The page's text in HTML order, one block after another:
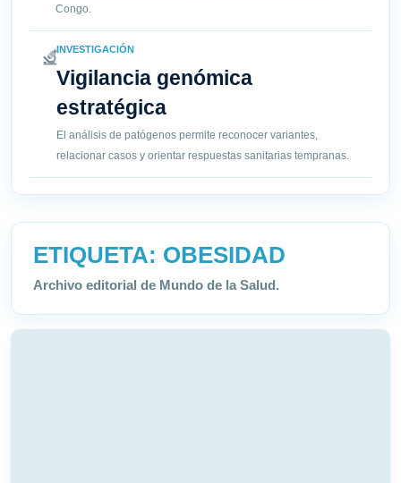
Congo.
INVESTIGACIÓN
Vigilancia genómica
estratégica
El análisis de patógenos permite reconocer variantes,
relacionar casos y orientar respuestas sanitarias tempranas.
ETIQUETA: OBESIDAD
Archivo editorial de Mundo de la Salud.